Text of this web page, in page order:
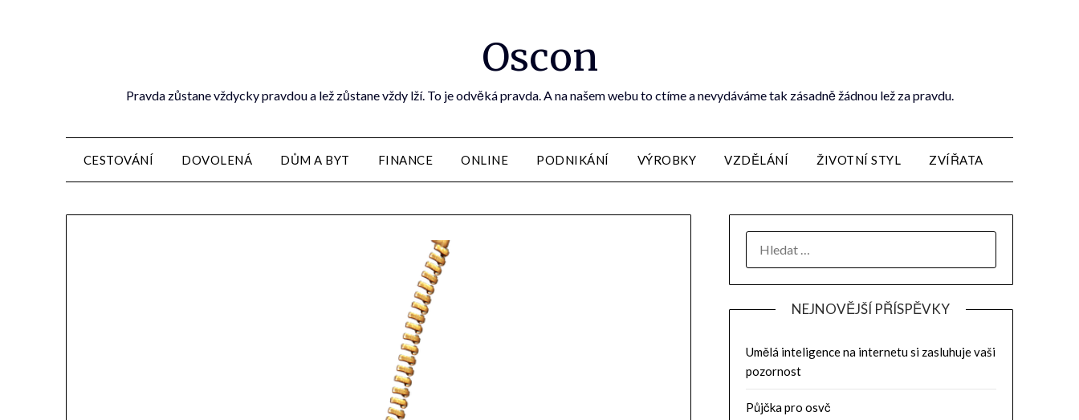
Oscon
Pravda zůstane vždycky pravdou a lež zůstane vždy lží. To je odvěká pravda. A na našem webu to ctíme a nevydáváme tak zásadně žádnou lež za pravdu.
CESTOVÁNÍ DOVOLENÁ DŮM A BYT FINANCE ONLINE PODNIKÁNÍ VÝROBKY VZDĚLÁNÍ ŽIVOTNÍ STYL ZVÍŘATA
NEJNOVĚJŠÍ PŘÍSPĚVKY
Umělá inteligence na internetu si zasluhuje vaši
pozornost
Půjčka pro osvč